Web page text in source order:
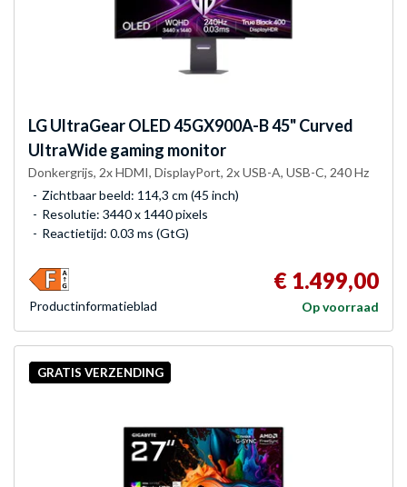
LGUltraGear OLED 45GX900A-B 45" Curved
UltraWide gaming monitor
Donkergrijs, 2x HDMI, DisplayPort, 2x USB-A, USB-C, 240 Hz
Zichtbaar beeld: 114,3 cm (45 inch)
Resolutie: 3440 x 1440 pixels
Reactietijd: 0.03 ms (GtG)
€ 1.499,00
Op voorraad
Product­informatieblad
GRATIS VERZENDING